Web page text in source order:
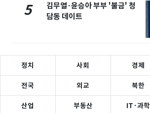
5
김무열·윤승아 부부 '불금' 청
담동 데이트
정치 사회 경제
전국 외교 북한
산업 부동산 IT·과학